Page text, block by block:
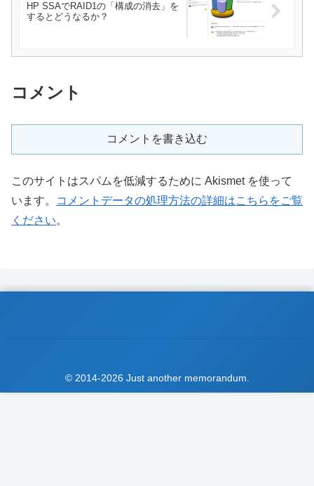
HP SSAでRAID1の「構成の消去」を
するとどうなるか？
コメント
コメントを書き込む
このサイトはスパムを低減するために Akismet を使って
います。
コメントデータの処理方法の詳細はこちらをご覧
ください。
© 2014-2026 Just another memorandum.